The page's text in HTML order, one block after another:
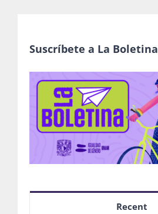
Suscríbete a La Boletina
Recent